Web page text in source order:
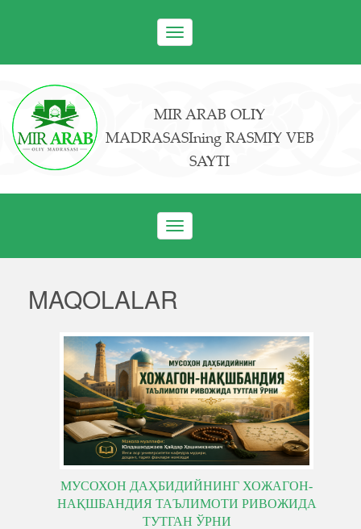
Toggle
navigation
MIR ARAB OLIY
MADRASASIning RASMIY VEB
SAYTI
Toggle
navigation
MAQOLALAR
МУСОХОН ДАҲБИДИЙНИНГ ХОЖАГОН-
НАҚШБАНДИЯ ТАЪЛИМОТИ РИВОЖИДА
ТУТГАН ЎРНИ